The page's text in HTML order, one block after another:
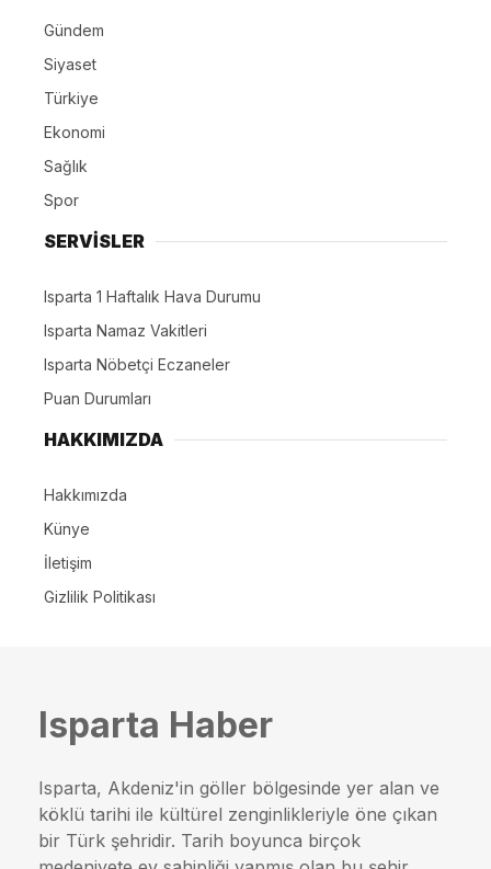
Gündem
Siyaset
Türkiye
Ekonomi
Sağlık
Spor
SERVİSLER
Isparta 1 Haftalık Hava Durumu
Isparta Namaz Vakitleri
Isparta Nöbetçi Eczaneler
Puan Durumları
HAKKIMIZDA
Hakkımızda
Künye
İletişim
Gizlilik Politikası
Isparta Haber
Isparta, Akdeniz'in göller bölgesinde yer alan ve
köklü tarihi ile kültürel zenginlikleriyle öne çıkan
bir Türk şehridir. Tarih boyunca birçok